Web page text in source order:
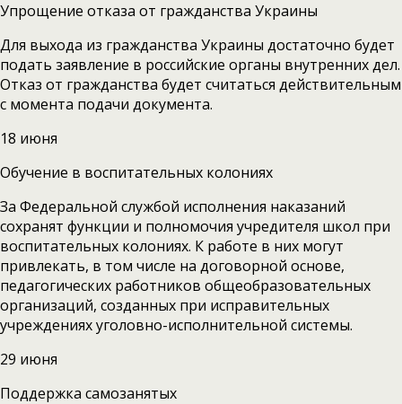
Упрощение отказа от гражданства Украины
Для выхода из гражданства Украины достаточно будет
подать заявление в российские органы внутренних дел.
Отказ от гражданства будет считаться действительным
с момента подачи документа.
18 июня
Обучение в воспитательных колониях
За Федеральной службой исполнения наказаний
сохранят функции и полномочия учредителя школ при
воспитательных колониях. К работе в них могут
привлекать, в том числе на договорной основе,
педагогических работников общеобразовательных
организаций, созданных при исправительных
учреждениях уголовно-исполнительной системы.
29 июня
Поддержка самозанятых